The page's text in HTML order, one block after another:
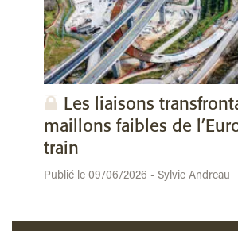
Les liaisons
maillons faibles de
train
Publié le 09/06/2026 - Sylvie Andreau